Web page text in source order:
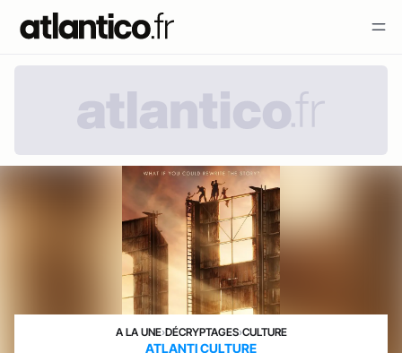
A LA UNE›DÉCRYPTAGES›CULTURE
ATLANTI CULTURE